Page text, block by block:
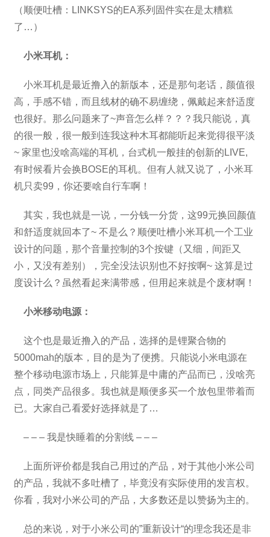
（顺便吐槽：LINKSYS的EA系列固件实在是太糟糕
了…）
小米耳机：
小米耳机是最近撸入的新版本，还是那句老话，颜值很
高，手感不错，而且线材的确不易缠绕，佩戴起来舒适度
也很好。那么问题来了~声音怎么样？？？我只能说，真
的很一般，很一般到连我这种木耳都能听起来觉得很平淡
~ 家里也没啥高端的耳机，台式机一般挂的创新的LIVE,
有时候看片会换BOSE的耳机。但有人就又说了，小米耳
机只卖99，你还要啥自行车啊！
其实，我也就是一说，一分钱一分货，这99元换回颜值
和舒适度就回本了~ 不是么？顺便吐槽小米耳机一个工业
设计的问题，那个音量控制的3个按键（又细，间距又
小，又没有差别），完全没法识别也不好按啊~ 这算是过
度设计么？虽然看起来满带感，但用起来就是个废材啊！
小米移动电源：
这个也是最近撸入的产品，选择的是锂聚合物的
5000mah的版本，目的是为了便携。只能说小米电源在
整个移动电源市场上，只能算是中庸的产品而已，没啥亮
点，同类产品很多。我也就是顺便多买一个放包里带着而
已。大家自己看爱好选择就是了…
– – – 我是快睡着的分割线 – – –
上面所评价都是我自己用过的产品，对于其他小米公司
的产品，我就不多吐槽了，毕竟没有实际使用的发言权。
你看，我对小米公司的产品，大多数还是以赞扬为主的。
总的来说，对于小米公司的”重新设计“的理念我还是非